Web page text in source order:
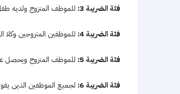
فئة الضريبة 3: للموظف المتزوج ولديه طفل
فئة الضريبة 4: للموظفين المتزوجين
فئة الضريبة 5: للموظف المتزوج ويحصل
فئة الضريبة 6: لجميع الموظفين الذين